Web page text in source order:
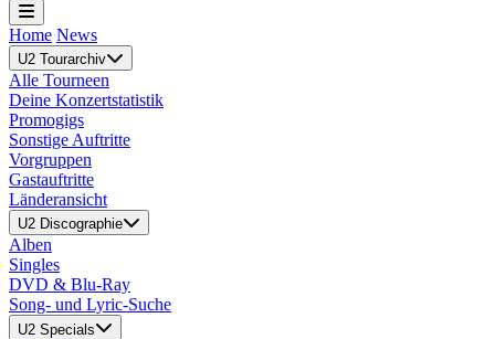
Home News
U2 Tourarchiv
Alle Tourneen
Deine Konzertstatistik
Promogigs
Sonstige Auftritte
Vorgruppen
Gastauftritte
Länderansicht
U2 Discographie
Alben
Singles
DVD & Blu-Ray
Song- und Lyric-Suche
U2 Specials